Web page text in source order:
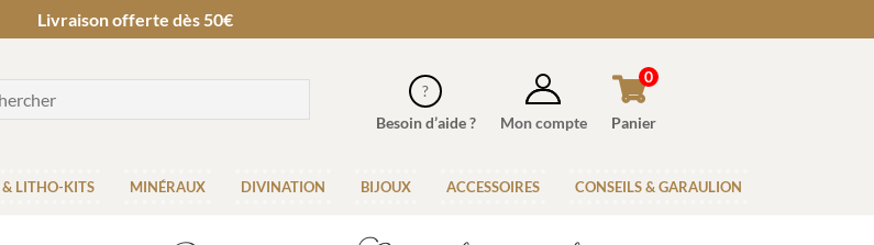
Livraison offerte dès 50€
Besoin d’aide ? Mon compte Panier
0
& LITHO-KITS MINÉRAUX DIVINATION BIJOUX ACCESSOIRES CONSEILS & GARAULION